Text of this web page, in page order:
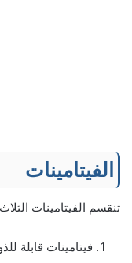
الفيتامينات
تنقسم الفيتامينات
فيتامينات قابلة